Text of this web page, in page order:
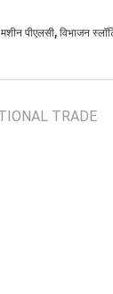
पीएलसी, विभाजन
TRADE